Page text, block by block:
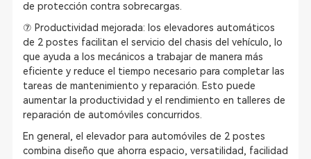
de protección contra sobrecargas.
⑦ Productividad mejorada: los elevadores automáticos
de 2 postes facilitan el servicio del chasis del vehículo, lo
que ayuda a los mecánicos a trabajar de manera más
eficiente y reduce el tiempo necesario para completar las
tareas de mantenimiento y reparación. Esto puede
aumentar la productividad y el rendimiento en talleres de
reparación de automóviles concurridos.
En general, el elevador para automóviles de 2 postes
combina diseño que ahorra espacio, versatilidad, facilidad